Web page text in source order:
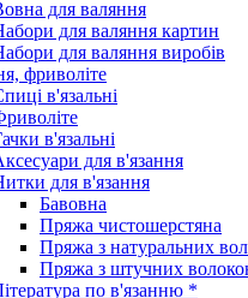
для валяння
для валяння картин
для валяння виробів
фриволіте
в'язальні
в'язальні
для в'язання
для в'язання
Бавовна
Пряжа чистошерстяна
Пряжа з натуральних
Пряжа з штучних
по в'язанню *